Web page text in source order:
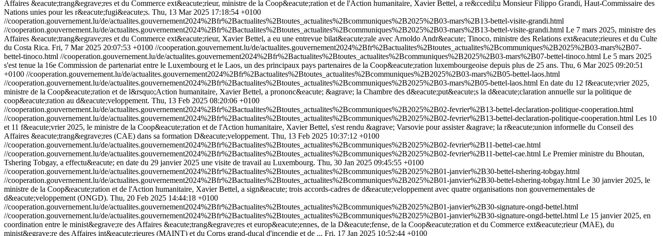
Affaires &eacute;trang&egrave;res et du Commerce ext&eacute;rieur, ministre de la Coop&eacute;ration et de l'Action humanitaire, Xavier Bettel, a re&ccedil;u Monsieur Filippo Grandi, Haut-Commissaire des
Nations unies pour les r&eacute;fugi&eacute;s. Thu, 13 Mar 2025 17:18:54 +0100
//cooperation.gouvernement.lu/de/actualites.gouvernement2024%2Bfr%2Bactualites%2Btoutes_actualites%2Bcommuniques%2B2025%2B03-mars%2B13-bettel-visite-grandi.html
//cooperation.gouvernement.lu/de/actualites.gouvernement2024%2Bfr%2Bactualites%2Btoutes_actualites%2Bcommuniques%2B2025%2B03-mars%2B13-bettel-visite-grandi.html Le 7 mars 2025, ministre des
Affaires &eacute;trang&egrave;res et du Commerce ext&eacute;rieur, Xavier Bettel, a eu une entrevue bilat&eacute;rale avec Arnoldo Andr&eacute; Tinoco, ministre des Relations ext&eacute;rieures et du Culte
du Costa Rica. Fri, 7 Mar 2025 20:07:53 +0100 //cooperation.gouvernement.lu/de/actualites.gouvernement2024%2Bfr%2Bactualites%2Btoutes_actualites%2Bcommuniques%2B2025%2B03-mars%2B07-
bettel-tinoco.html //cooperation.gouvernement.lu/de/actualites.gouvernement2024%2Bfr%2Bactualites%2Btoutes_actualites%2Bcommuniques%2B2025%2B03-mars%2B07-bettel-tinoco.html Le 5 mars 2025
s'est tenue la 16e Commission de partenariat entre le Luxembourg et le Laos, un des principaux pays partenaires de la Coop&eacute;ration luxembourgeoise depuis plus de 25 ans. Thu, 6 Mar 2025 09:20:51
+0100 //cooperation.gouvernement.lu/de/actualites.gouvernement2024%2Bfr%2Bactualites%2Btoutes_actualites%2Bcommuniques%2B2025%2B03-mars%2B05-bettel-laos.html
//cooperation.gouvernement.lu/de/actualites.gouvernement2024%2Bfr%2Bactualites%2Btoutes_actualites%2Bcommuniques%2B2025%2B03-mars%2B05-bettel-laos.html En date du 12 f&eacute;vrier 2025,
ministre de la Coop&eacute;ration et de l&rsquo;Action humanitaire, Xavier Bettel, a prononc&eacute; &agrave; la Chambre des d&eacute;put&eacute;s la d&eacute;claration annuelle sur la politique de
coop&eacute;ration au d&eacute;veloppement. Thu, 13 Feb 2025 08:20:06 +0100
//cooperation.gouvernement.lu/de/actualites.gouvernement2024%2Bfr%2Bactualites%2Btoutes_actualites%2Bcommuniques%2B2025%2B02-fevrier%2B13-bettel-declaration-politique-cooperation.html
//cooperation.gouvernement.lu/de/actualites.gouvernement2024%2Bfr%2Bactualites%2Btoutes_actualites%2Bcommuniques%2B2025%2B02-fevrier%2B13-bettel-declaration-politique-cooperation.html Les 10
et 11 f&eacute;vrier 2025, le ministre de la Coop&eacute;ration et de l'Action humanitaire, Xavier Bettel, s'est rendu &agrave; Varsovie pour assister &agrave; la r&eacute;union informelle du Conseil des
Affaires &eacute;trang&egrave;res (CAE) dans sa formation D&eacute;veloppement. Thu, 13 Feb 2025 10:37:12 +0100
//cooperation.gouvernement.lu/de/actualites.gouvernement2024%2Bfr%2Bactualites%2Btoutes_actualites%2Bcommuniques%2B2025%2B02-fevrier%2B11-bettel-cae.html
//cooperation.gouvernement.lu/de/actualites.gouvernement2024%2Bfr%2Bactualites%2Btoutes_actualites%2Bcommuniques%2B2025%2B02-fevrier%2B11-bettel-cae.html Le Premier ministre du Bhoutan,
Tshering Tobgay, a effectu&eacute; en date du 29 janvier 2025 une visite de travail au Luxembourg. Thu, 30 Jan 2025 09:45:55 +0100
//cooperation.gouvernement.lu/de/actualites.gouvernement2024%2Bfr%2Bactualites%2Btoutes_actualites%2Bcommuniques%2B2025%2B01-janvier%2B30-bettel-tshering-tobgay.html
//cooperation.gouvernement.lu/de/actualites.gouvernement2024%2Bfr%2Bactualites%2Btoutes_actualites%2Bcommuniques%2B2025%2B01-janvier%2B30-bettel-tshering-tobgay.html Le 30 janvier 2025, le
ministre de la Coop&eacute;ration et de l'Action humanitaire, Xavier Bettel, a sign&eacute; trois accords-cadres de d&eacute;veloppement avec quatre organisations non gouvernementales de
d&eacute;veloppement (ONGD). Thu, 20 Feb 2025 14:44:18 +0100
//cooperation.gouvernement.lu/de/actualites.gouvernement2024%2Bfr%2Bactualites%2Btoutes_actualites%2Bcommuniques%2B2025%2B01-janvier%2B30-signature-ongd-bettel.html
//cooperation.gouvernement.lu/de/actualites.gouvernement2024%2Bfr%2Bactualites%2Btoutes_actualites%2Bcommuniques%2B2025%2B01-janvier%2B30-signature-ongd-bettel.html Le 15 janvier 2025, en
coordination entre le minist&egrave;re des Affaires &eacute;trang&egrave;res et europ&eacute;ennes, de la D&eacute;fense, de la Coop&eacute;ration et du Commerce ext&eacute;rieur (MAE), du
minist&egrave;re des Affaires int&eacute;rieures (MAINT) et du Corps grand-ducal d'incendie et de ... Fri, 17 Jan 2025 10:52:44 +0100